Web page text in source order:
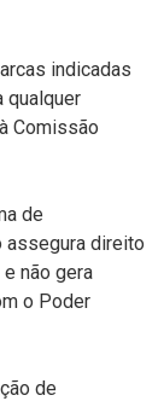
indicadas
qualquer
Comissão
de
assegura direito
não gera
o Poder
de